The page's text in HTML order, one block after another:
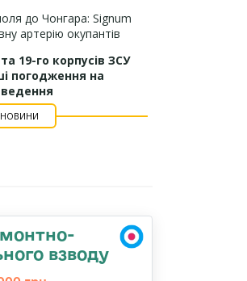
до Чонгара: Signum
артерію окупантів
19-го корпусів ЗСУ
погодження на
НОВИНИ
взводу